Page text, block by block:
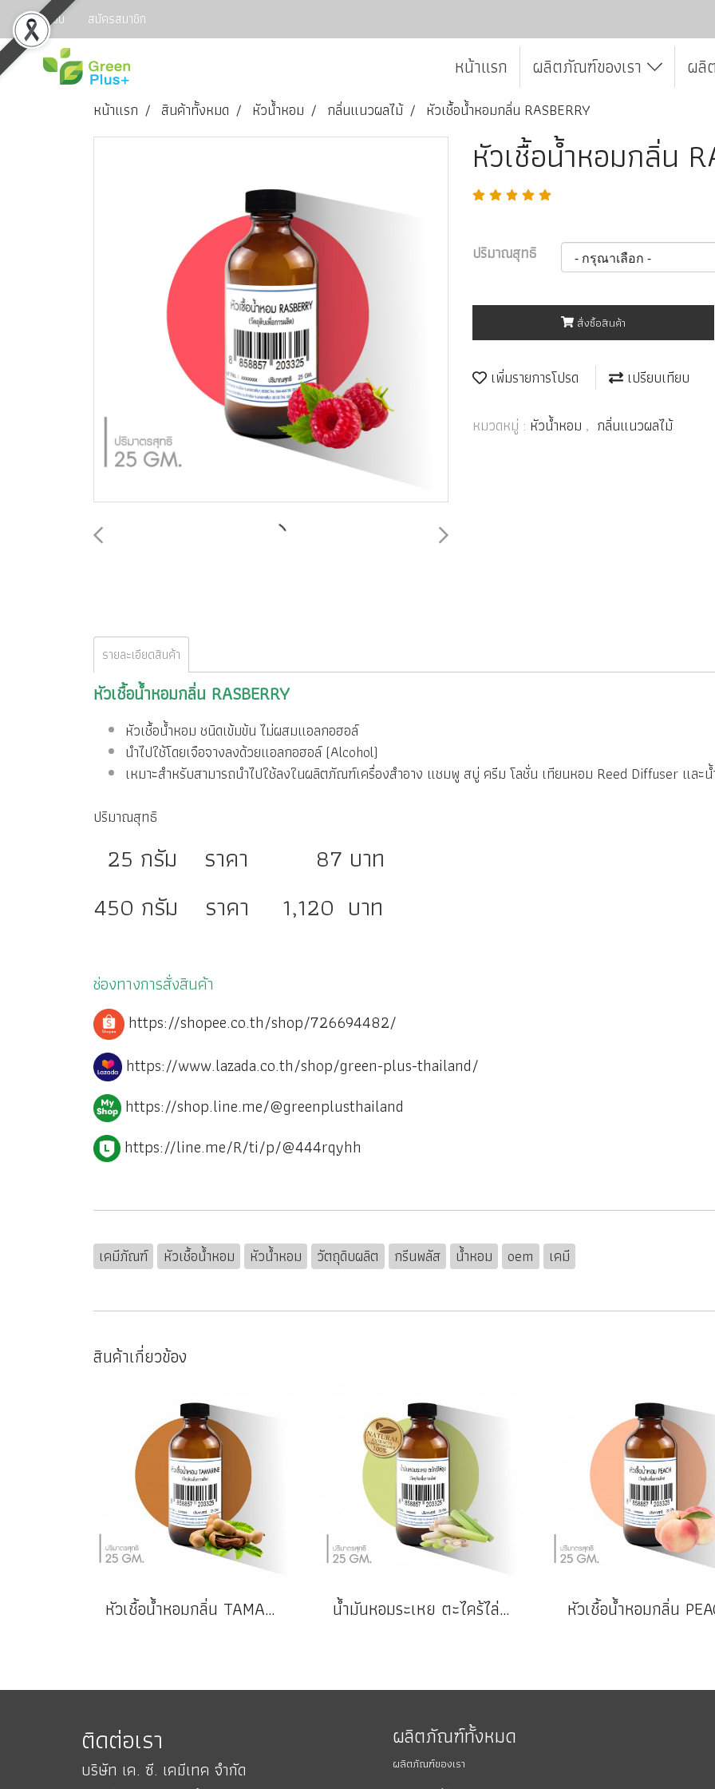
เข้าสู่ระบบ สมัครสมาชิก
หน้าแรก ผลิตภัณฑ์ของเรา ผลิ
หน้าแรก สินค้าทั้งหมด หัวน้ำหอม กลิ่นแนวผลไม้ หัวเชื้อน้ำหอมกลิ่น RASBERRY
หัวเชื้อน้ำหอมกลิ่น
ปริมาณสุทธิ
สั่งซื้อสินค้า
เพิ่มรายการโปรด เปรียบเทียบ
หมวดหมู่ : หัวน้ำหอม , กลิ่นแนวผลไม้
รายละเอียดสินค้า
หัวเชื้อน้ำหอมกลิ่น RASBERRY
หัวเชื้อน้ำหอม ชนิดเข้มข้น ไม่ผสมแอลกอฮอล์
นำไปใช้โดยเจือจางลงด้วยแอลกอฮอล์ (Alcohol)
เหมาะสำหรับสามารถนำไปใช้ลงในผลิตภัณฑ์เครื่องสำอาง แชมพู สบู่ ครีม โลชั่น เทียนหอม Reed Diffuser และน้
ปริมาณสุทธิ
25 กรัม ราคา 87 บาท
450 กรัม ราคา 1,120 บาท
ช่องทางการสั่งสินค้า
https://shopee.co.th/shop/726694482/
https://www.lazada.co.th/shop/green-plus-thailand/
https://shop.line.me/@greenplusthailand
https://line.me/R/ti/p/@444rqyhh
เคมีภัณฑ์ หัวเชื้อน้ำหอม หัวน้ำหอม วัตถุดิบผลิต กรีนพลัส น้ำหอม oem เคมี
สินค้าเกี่ยวข้อง
หัวเชื้อน้ำหอมกลิ่น TAMARINE น้ำมันหอมระเหย ตะไคร้ไล่ยุง หัวเชื้อน้ำหอมกลิ่น
ติดต่อเรา
บริษัท เค. ซี. เคมีเทค จำกัด
ผลิตภัณฑ์ทั้งหมด
ผลิตภัณฑ์ของเรา